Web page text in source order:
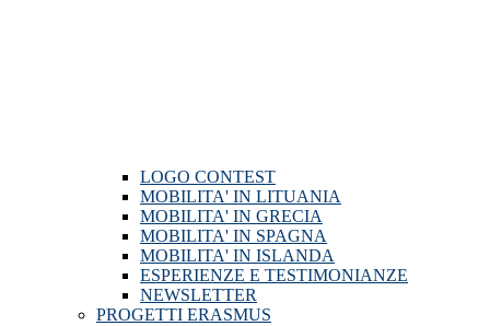
LOGO CONTEST
MOBILITA' IN LITUANIA
MOBILITA' IN GRECIA
MOBILITA' IN SPAGNA
MOBILITA' IN ISLANDA
ESPERIENZE E TESTIMONIANZE
NEWSLETTER
PROGETTI ERASMUS